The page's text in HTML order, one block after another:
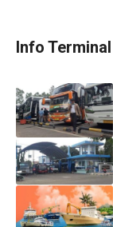
Info Terminal